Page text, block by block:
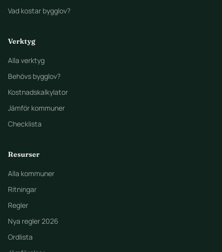
Vad kostar bygglov?
Verktyg
Alla verktyg
Behövs bygglov?
Kostnadskalkylator
Jämför kommuner
Checklista
Resurser
Alla kommuner
Ritningar
Regler
Nya regler 2026
Ordlista